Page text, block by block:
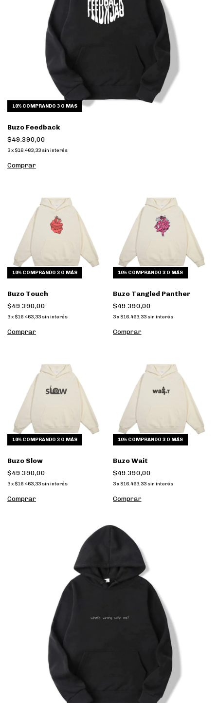
10% COMPRANDO 3 O MÁS
Buzo Feedback
$49.390,00
3x $16.463,33 sin interés
Comprar
10% COMPRANDO 3 O MÁS
Buzo Touch
$49.390,00
3x $16.463,33 sin interés
Comprar
10% COMPRANDO 3 O MÁS
Buzo Tangled Panther
$49.390,00
3 x $16.463,33 sin interés
Comprar
10% COMPRANDO 3 O MÁS
Buzo Slow
$49.390,00
3x $16.463,33 sin interés
Comprar
10% COMPRANDO 3 O MÁS
Buzo Wait
$49.390,00
3 x $16.463,33 sin interés
Comprar